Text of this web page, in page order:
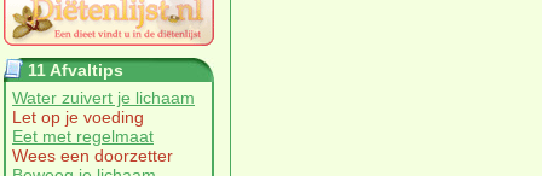
11 Afvaltips
Water zuivert je lichaam
Let op je voeding
Eet met regelmaat
Wees een doorzetter